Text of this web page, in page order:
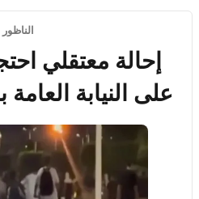
الناظور
إحالة معتقلي
على النيابة العامة